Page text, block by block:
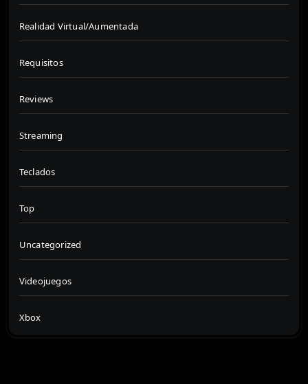
Realidad Virtual/Aumentada
Requisitos
Reviews
Streaming
Teclados
Top
Uncategorized
Videojuegos
Xbox